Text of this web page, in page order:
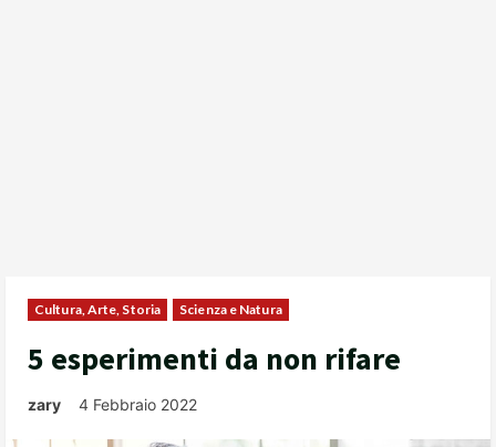
Cultura, Arte, Storia Scienza e Natura
5 esperimenti da non rifare
zary 4 Febbraio 2022